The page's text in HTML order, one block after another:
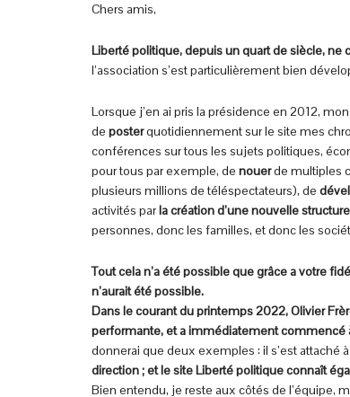
Chers amis,
Liberté politique, depuis un quart de siècle, ne
l’association s’est particulièrement bien
Lorsque j’en ai pris la présidence en 2012,
de posterquotidiennement sur le site mes
conférences sur tous les sujets politiques,
pour tous par exemple, de nouerde multiples
plusieurs millions de téléspectateurs), de
activités parla création d’une nouvelle
personnes, donc les familles, et donc les
Tout cela n’a été possible que grâce a votre
n’aurait été possible.
Dans le courant du printemps 2022, Olivier
performante, et a immédiatement commencé
donnerai que deux exemples : il s’est attaché
direction ; et le site Liberté politique connaît
Bien entendu, je reste aux côtés de l’équipe,